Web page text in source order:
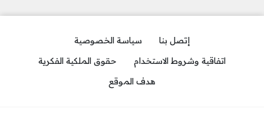
إتصل بنا
سياسة الخصوصية
اتفاقية وشروط الاستخدام
حقوق الملكية الفكرية
هدف الموقع